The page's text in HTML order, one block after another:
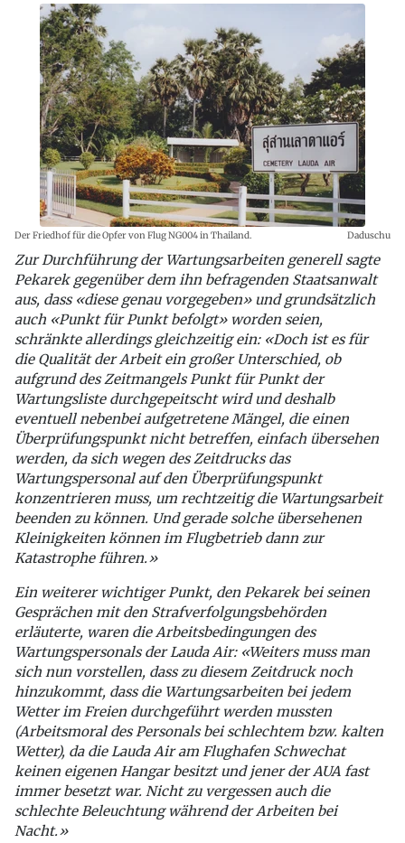
Der Friedhof für die Opfer von Flug NG004 in Thailand. Daduschu
Zur Durchführung der Wartungsarbeiten generell sagte
Pekarek gegenüber dem ihn befragenden Staatsanwalt
aus, dass «diese genau vorgegeben» und grundsätzlich
auch «Punkt für Punkt befolgt» worden seien,
schränkte allerdings gleichzeitig ein: «Doch ist es für
die Qualität der Arbeit ein großer Unterschied, ob
aufgrund des Zeitmangels Punkt für Punkt der
Wartungsliste durchgepeitscht wird und deshalb
eventuell nebenbei aufgetretene Mängel, die einen
Überprüfungspunkt nicht betreffen, einfach übersehen
werden, da sich wegen des Zeitdrucks das
Wartungspersonal auf den Überprüfungspunkt
konzentrieren muss, um rechtzeitig die Wartungsarbeit
beenden zu können. Und gerade solche übersehenen
Kleinigkeiten können im Flugbetrieb dann zur
Katastrophe führen.»
Ein weiterer wichtiger Punkt, den Pekarek bei seinen
Gesprächen mit den Strafverfolgungsbehörden
erläuterte, waren die Arbeitsbedingungen des
Wartungspersonals der Lauda Air: «Weiters muss man
sich nun vorstellen, dass zu diesem Zeitdruck noch
hinzukommt, dass die Wartungsarbeiten bei jedem
Wetter im Freien durchgeführt werden mussten
(Arbeitsmoral des Personals bei schlechtem bzw. kalten
Wetter), da die Lauda Air am Flughafen Schwechat
keinen eigenen Hangar besitzt und jener der AUA fast
immer besetzt war. Nicht zu vergessen auch die
schlechte Beleuchtung während der Arbeiten bei
Nacht.»